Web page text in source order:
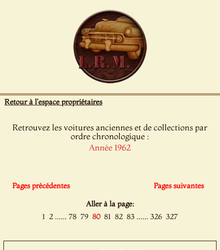
Retour à l'espace propriétaires
Retrouvez les voitures anciennes et de collections par
ordre chronologique :
Année 1962
Pages précédentes
Pages suivantes
Aller à la page:
1 2 ...... 78 79 80 81 82 83 ...... 326 327